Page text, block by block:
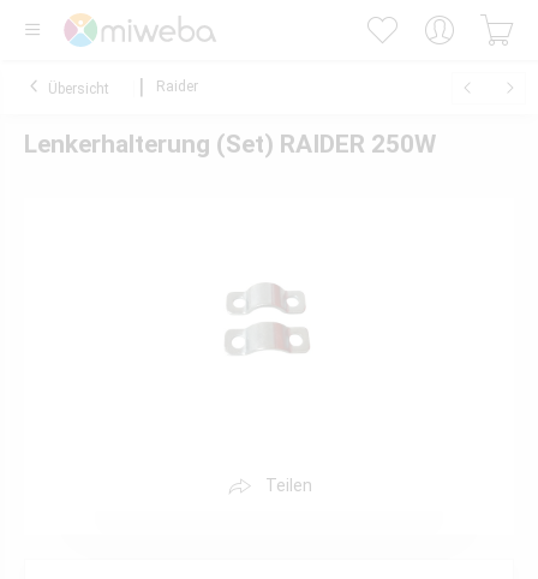
Übersicht Raider
Lenkerhalterung (Set) RAIDER 250W
Teilen